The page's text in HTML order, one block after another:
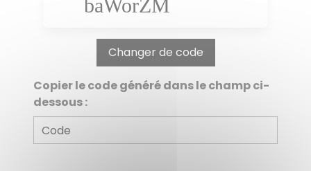
Changer de code
Copier le code généré dans le champ ci-
dessous :